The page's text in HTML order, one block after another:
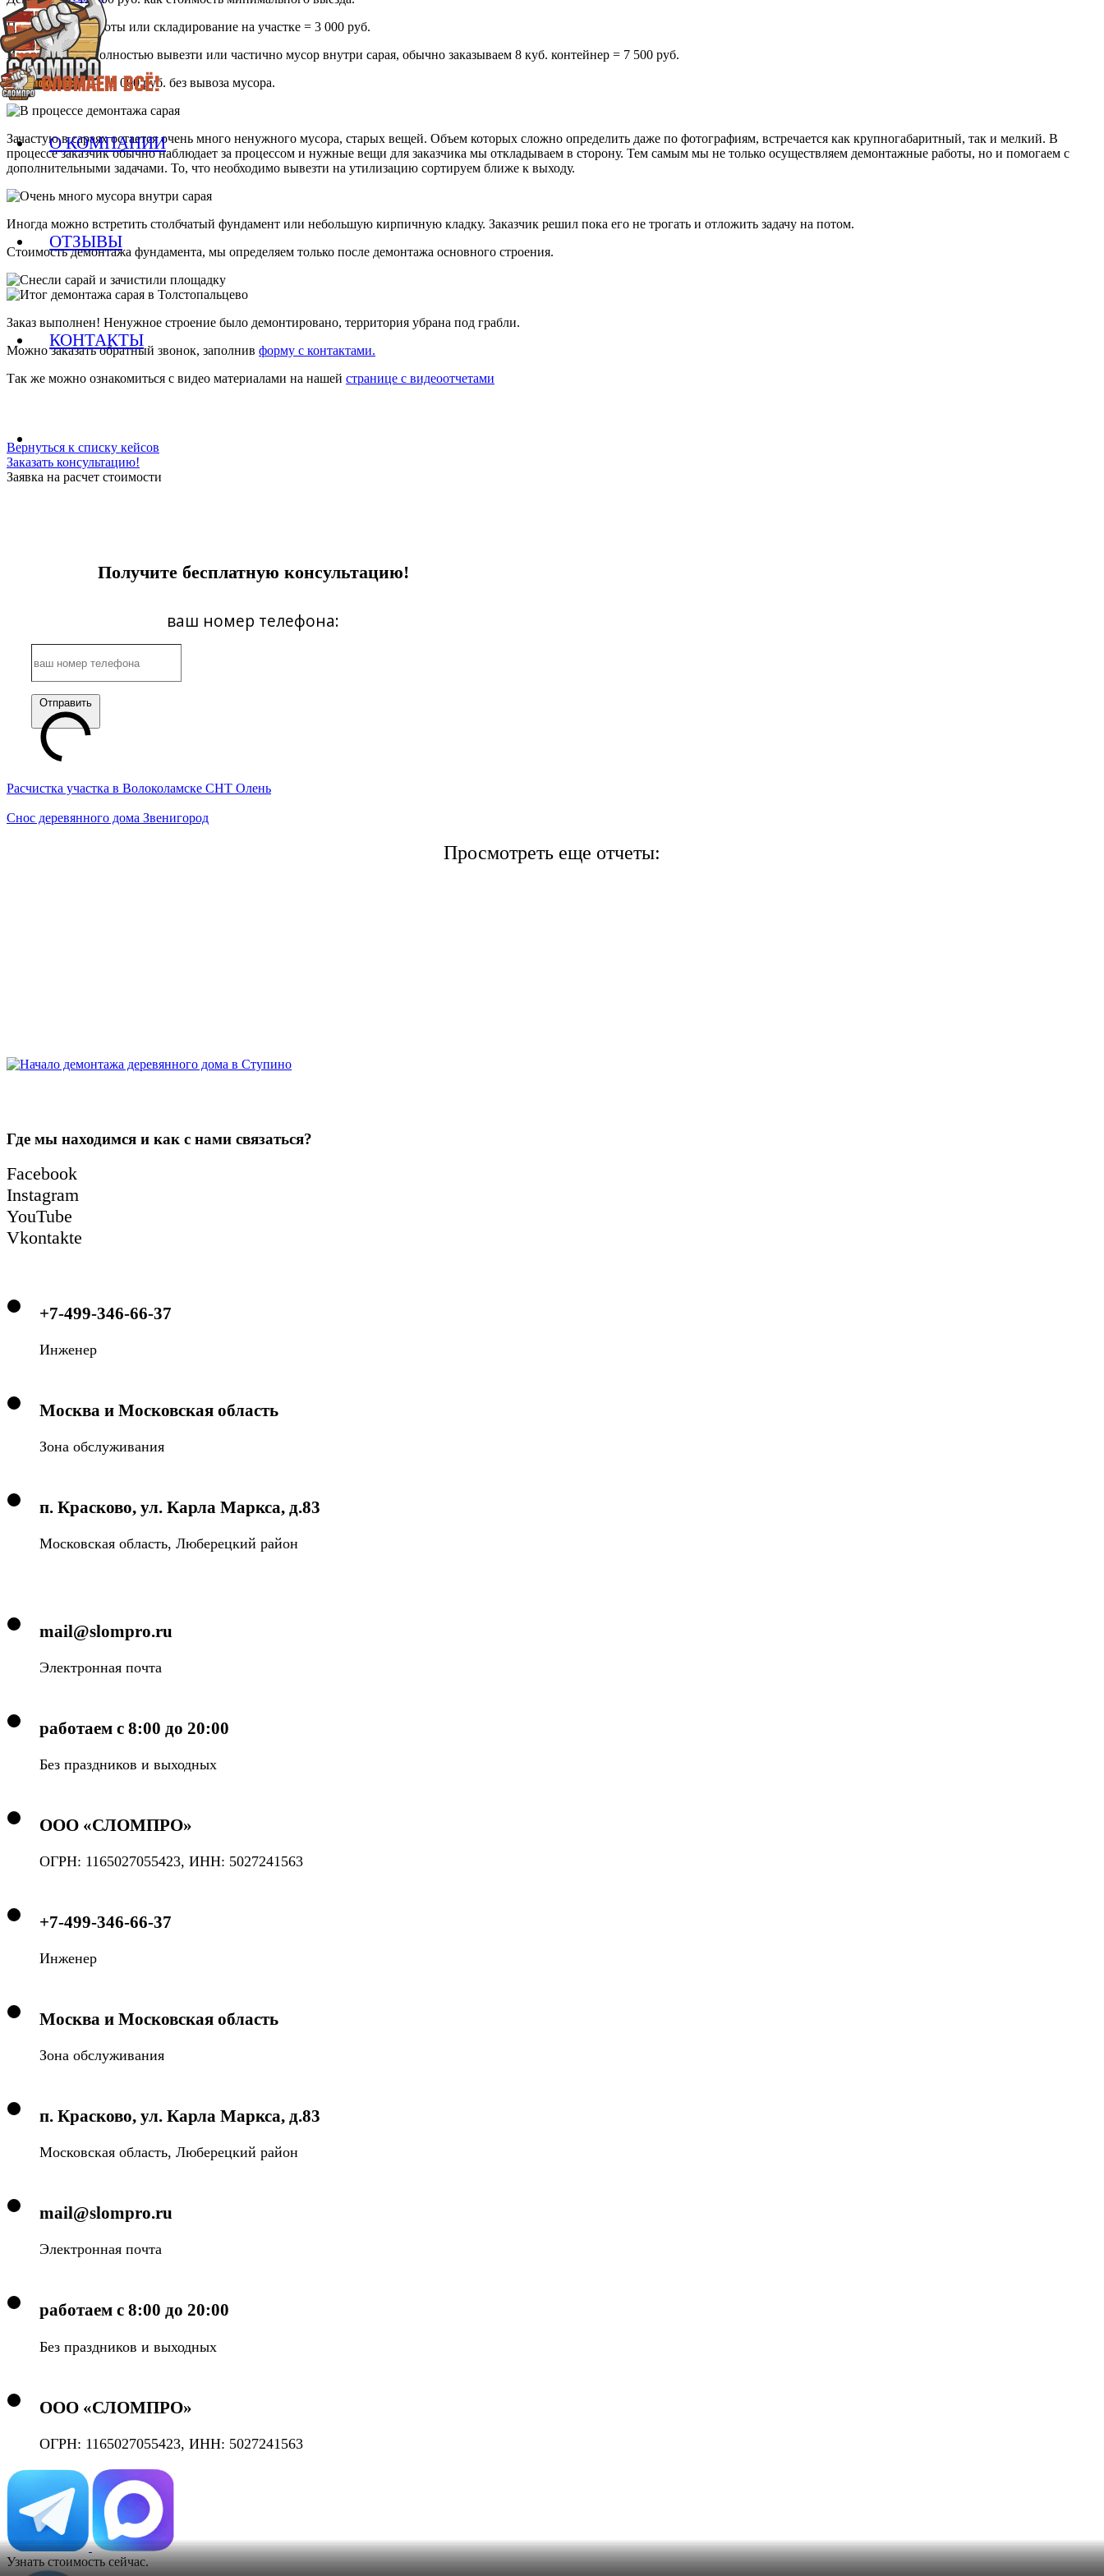
О КОМПАНИИ
ОТЗЫВЫ
КОНТАКТЫ
Погрузочные работы или складирование на участке = 3 000 руб.
Иногда просят полностью вывезти или частично мусор внутри сарая, обычно заказываем 8 куб. контейнер = 7 500 руб.
Итого: 12 000 — 15 000 руб. без вывоза мусора.
Зачастую в сараях остается очень много ненужного мусора, старых вещей. Объем которых сложно определить даже по фотографиям, встречается как крупногабаритный, так и мелкий. В
процессе заказчик обычно наблюдает за процессом и нужные вещи для заказчика мы откладываем в сторону. Тем самым мы не только осуществляем демонтажные работы, но и помогаем с
дополнительными задачами. То, что необходимо вывезти на утилизацию сортируем ближе к выходу.
Иногда можно встретить столбчатый фундамент или небольшую кирпичную кладку. Заказчик решил пока его не трогать и отложить задачу на потом.
Стоимость демонтажа фундамента, мы определяем только после демонтажа основного строения.
Заказ выполнен! Ненужное строение было демонтировано, территория убрана под грабли.
Можно заказать обратный звонок, заполнив форму с контактами.
Так же можно ознакомиться с видео материалами на нашей странице с видеоотчетами
Вернуться к списку кейсов
Заказать консультацию!
Заявка на расчет стоимости
Получите бесплатную консультацию!
ваш номер телефона:
Отправить
Расчистка участка в Волоколамске СНТ Олень
Снос деревянного дома Звенигород
Просмотреть еще отчеты:
Где мы находимся и как с нами связаться?
Facebook
Instagram
YouTube
Vkontakte
+7-499-346-66-37
Инженер
Москва и Московская область
Зона обслуживания
п. Красково, ул. Карла Маркса, д.83
Московская область, Люберецкий район
mail@slompro.ru
Электронная почта
работаем с 8:00 до 20:00
Без праздников и выходных
ООО «СЛОМПРО»
ОГРН: 1165027055423, ИНН: 5027241563
+7-499-346-66-37
Инженер
Москва и Московская область
Зона обслуживания
п. Красково, ул. Карла Маркса, д.83
Московская область, Люберецкий район
mail@slompro.ru
Электронная почта
работаем с 8:00 до 20:00
Без праздников и выходных
ООО «СЛОМПРО»
ОГРН: 1165027055423, ИНН: 5027241563
Узнать стоимость сейчас.